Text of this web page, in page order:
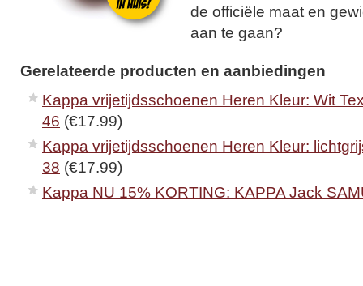
de officiële maat en
aan te gaan?
Gerelateerde producten en aanbiedingen
Kappa vrijetijdsschoenen Heren Kleur: Wit
46 (€17.99)
Kappa vrijetijdsschoenen Heren Kleur:
38 (€17.99)
Kappa NU 15% KORTING: KAPPA Jack